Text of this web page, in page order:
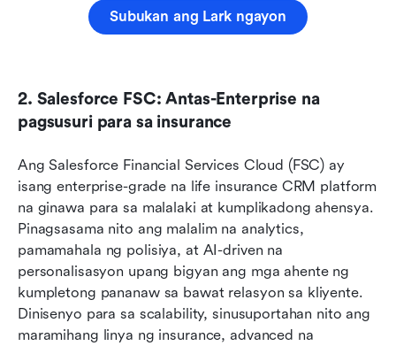
Subukan ang Lark ngayon
2. Salesforce FSC: Antas-Enterprise na
pagsusuri para sa insurance
Ang Salesforce Financial Services Cloud (FSC) ay
isang enterprise-grade na life insurance CRM platform
na ginawa para sa malalaki at kumplikadong ahensya.
Pinagsasama nito ang malalim na analytics,
pamamahala ng polisiya, at AI-driven na
personalisasyon upang bigyan ang mga ahente ng
kumpletong pananaw sa bawat relasyon sa kliyente.
Dinisenyo para sa scalability, sinusuportahan nito ang
maramihang linya ng insurance, advanced na